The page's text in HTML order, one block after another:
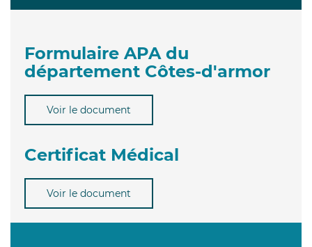
Formulaire APA du
département Côtes-d'armor
Voir le document
Certificat Médical
Voir le document